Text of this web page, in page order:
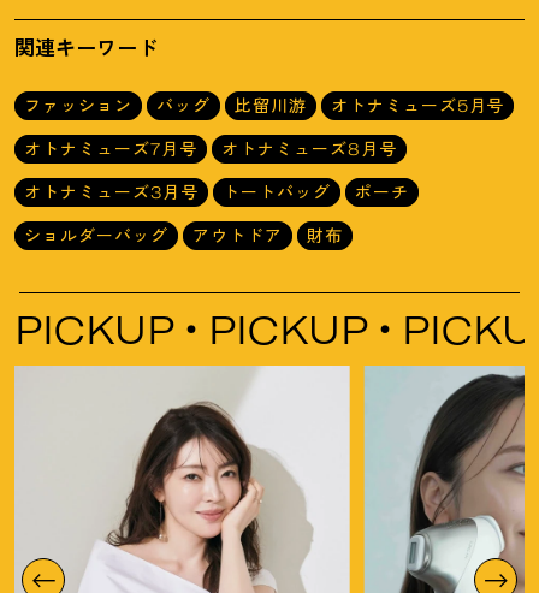
♡
コーディネート
関連キーワード
ファッション バッグ 比留川游
オトナミューズ5月号
オトナミューズ7月号
オトナミューズ8月号
オトナミューズ3月号
トートバッグ
ポーチ
ショルダーバッグ
アウトドア 財布
PICKUP PICKUP